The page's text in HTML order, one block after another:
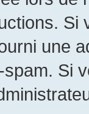
Si
une
Si